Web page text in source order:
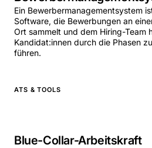
Ein Bewerbermanagementsystem
Software, die Bewerbungen an
Ort sammelt und dem Hiring-Team
Kandidat:innen durch die Phasen zu
führen.
ATS & TOOLS
Blue-Collar-Arbeitskraft